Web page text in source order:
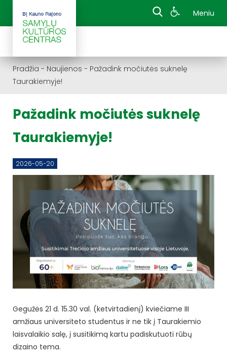
Meniu
Pradžia - Naujienos - Pažadink močiutės suknelę
Taurakiemyje!
Pažadink močiutės suknelę
Taurakiemyje!
2026-05-20
Gegužės 21 d. 15.30 val. (ketvirtadienį) kviečiame III
amžiaus universiteto studentus ir ne tik į Taurakiemio
laisvalaikio salę, į susitikimą kartu padiskutuoti rūbų
dizaino tema.